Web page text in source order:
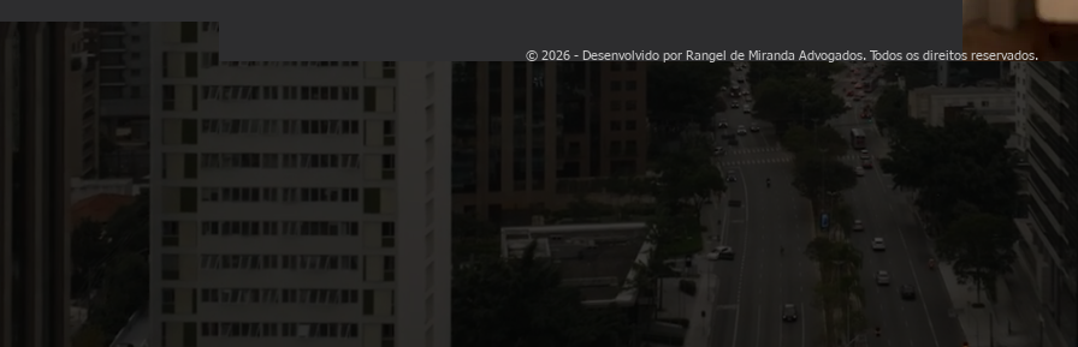
© 2026 - Desenvolvido por Rangel de Miranda Advogados. Todos os direitos reservados.
# Botão flutuante WhatsApp + Parcerias — Wix Widget autocontido (HTML + CSS + JS, sem dependências) para colar no **Código personalizado** do Wix. Cria um botão verde flutuante no
**Converse com o advogado** → abre direto o WhatsApp `554130575050` (41 3057-5050). 2. **Parcerias** → abre o app de e-mail do visitante com o assunto "Parcerias". --- ## ⚠️ Valores já
2. **WhatsApp:** `554130575050` (41 3057-5050). Formato do `wa.me`: código do país (55) + DDD + número, só dígitos. --- ## Código completo ```html
``` --- ## Abrir o painel pelos botões do
código no botão — configura-se o **link** dele com um marcador que o script intercepta. No Editor Wix, para cada botão: 1. Selecione o botão → ícone de **Link** → **Endereço da web**
real do site, mantendo o `#abrir-contato` no final). 3. Em "Como abre?", escolha **Na mesma janela** (*Current window*) — **não** use "Nova aba", senão a interceptação não funciona.
cancela a navegação e abre o painel. Se por algum motivo o script não tiver carregado, o clique navega para a página com `#abrir-contato` na URL — e o painel abre sozinho ao carregar
**só aparece** se o site atender **as duas condições**: 1. Site já **publicado** ao menos uma vez. 2. Ter um **domínio conectado** (normalmente vem com um **plano pago/Premium**). Se
existe**. Esse é o motivo nº 1 de não achar a opção. --- ## Passo a passo — instalação no Wix O Custom Code fica no **painel do site** (*Dashboard*), **não** dentro do Editor. 1. Entre no
**Configurações** (*Settings*). 3. Na seção **Desenvolvimento e integrações** (*Development & integrations*), clique em **Código personalizado** (*Custom Code*). 4. No canto superior
inteiro na caixa de texto. 6. No campo **Nome** (*Name*), escreva `Botão WhatsApp flutuante`. 7. Em **Adicionar código às páginas** (*Add Code to Pages*), selecione **Todas as páginas**
each new page*). 8. Em **Local do código** (*Place Code in*), selecione **Corpo – fim** (*Body – end*). 9. Clique em **Aplicar** (*Apply*). 10. **Publique** o site (*Publish*). --- ## Teste
roda na prévia). - O botão verde deve aparecer no **canto inferior direito**, em **todas** as páginas. - Clique nele → surgem as 2 opções. - **Converse com o advogado** → abre o
`contato@rangeldemiranda.com.br` e assunto "Parcerias - Contato pelo site". --- ## Notas técnicas - **`target="_blank"` no WhatsApp:** abre em nova aba. No celular cai direto no app do
visitante*. Se numa máquina o e-mail não estiver configurado, pode não abrir — limitação de qualquer solução sem servidor. Para algo mais robusto (formulário que envia sozinho), seria
conflita com o template do Wix. --- ## Fontes - [Wix Editor: Embedding Custom Code on Your Site — Wix Help Center](https://support.wix.com/en/article/wix-editor-embedding-custom-code-on-
sdk/code-your-site/build-a-custom-frontend/custom-code/about-custom-code)